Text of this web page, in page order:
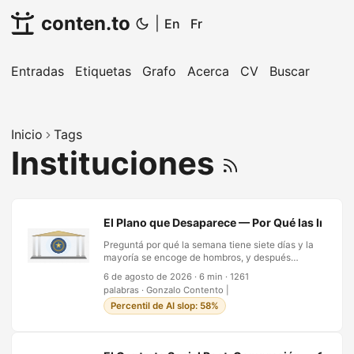
conten.to En Fr
Entradas Etiquetas Grafo Acerca CV Buscar
Inicio Tags
Instituciones
El Plano que Desaparece — Por Qué las
Preguntá por qué la semana tiene siete días y la
mayoría se encoge de hombros, y después
inventa una justificación a posteriori — algo
lunar, algo bíblico. La respuesta honesta es que
nadie vivo lo decidió, y tampoco nadie que
alguien recuerde, que es exactamente la
6 de agosto de 2026 · 6 min · 1261
palabras · Gonzalo Contento
Percentil de AI slop: 58%